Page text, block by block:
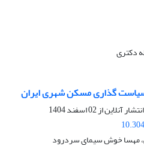
دکتری
سیاست گذاری مسکن شهری ایران
آنلاین از02 اسفند 1404
مهسا خوش سیمای سردرود